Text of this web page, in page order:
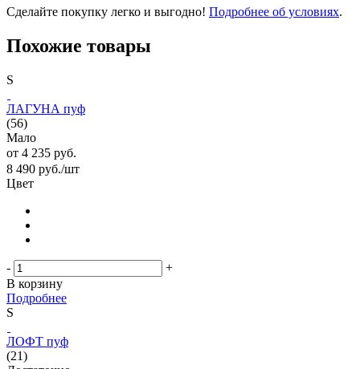
Сделайте покупку легко и выгодно! Подробнее об условиях.
Похожие товары
S
ЛАГУНА пуф
(56)
Мало
от 4 235 руб.
8 490 руб./шт
Цвет
-
+
В корзину
Подробнее
S
ЛОФТ пуф
(21)